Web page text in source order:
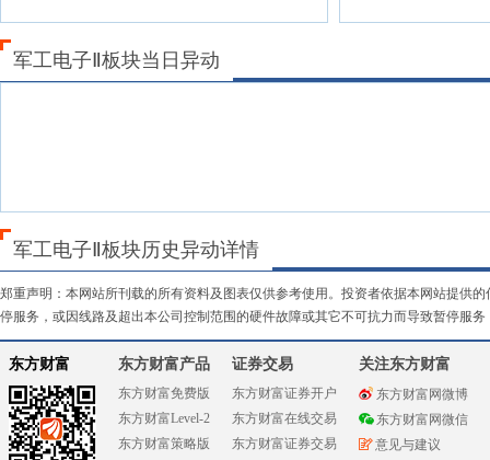
军工电子Ⅱ板块当日异动
军工电子Ⅱ板块历史异动详情
郑重声明：本网站所刊载的所有资料及图表仅供参考使用。投资者依据本网站提供
停服务，或因线路及超出本公司控制范围的硬件故障或其它不可抗力而导致暂停服
东方财富 东方财富产品
东方财富免费版
东方财富Level-2
东方财富策略版
证券交易
东方财富证券开户
东方财富在线交易
东方财富证券交易
关注东方财富
东方财富网微博
东方财富网微信
意见与建议